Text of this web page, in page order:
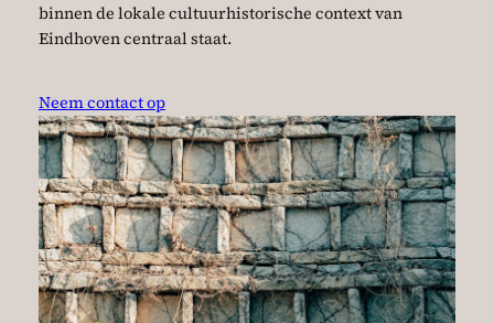
binnen de lokale cultuurhistorische context van
Eindhoven centraal staat.
Neem contact op